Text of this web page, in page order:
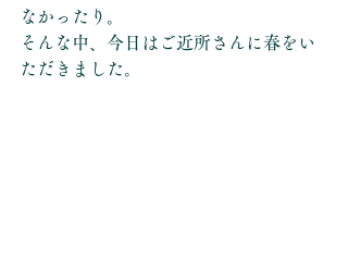
なかったり。
そんな中、今日はご近所さんに春をい
ただきました。